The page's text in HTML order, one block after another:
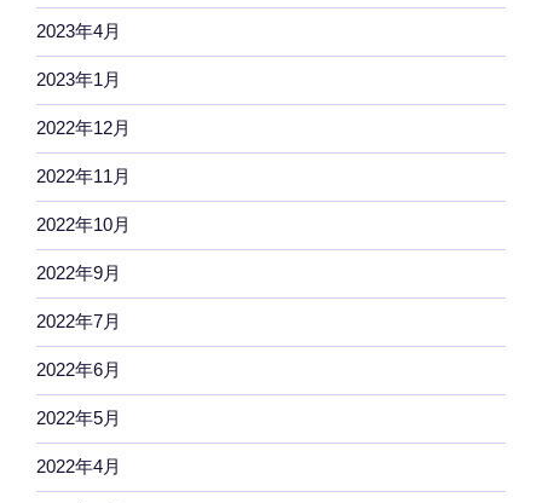
2023年4月
2023年1月
2022年12月
2022年11月
2022年10月
2022年9月
2022年7月
2022年6月
2022年5月
2022年4月